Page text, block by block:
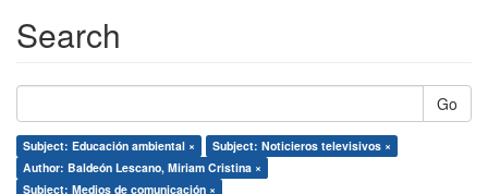
Search
Go
Subject: Educación ambiental ×
Subject: Noticieros televisivos ×
Author: Baldeón Lescano, Miriam Cristina ×
Subject: Medios de comunicación ×